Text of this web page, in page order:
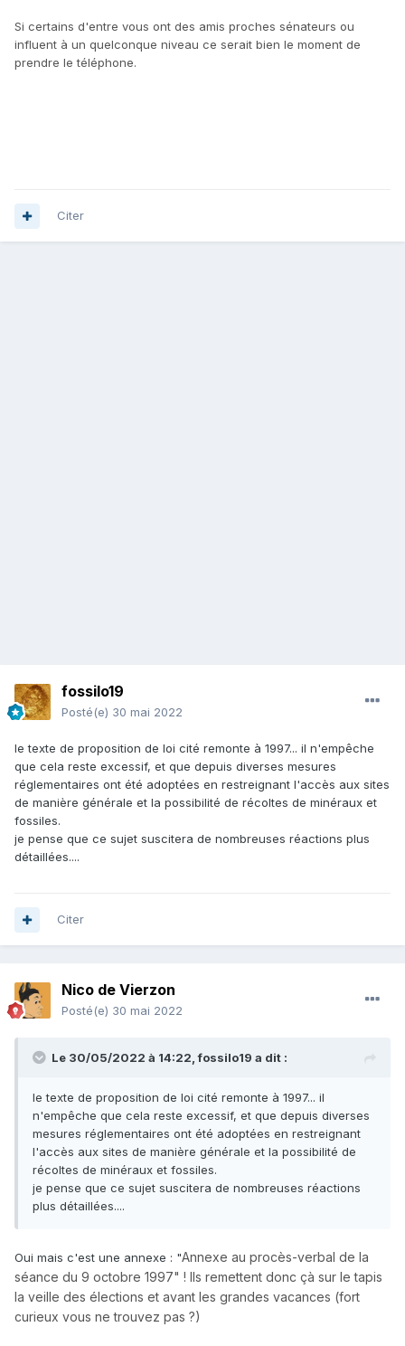
Si certains d'entre vous ont des amis proches sénateurs ou
influent à un quelconque niveau ce serait bien le moment de
prendre le téléphone.
Citer
fossilo19
Posté(e) 30 mai 2022
le texte de proposition de loi cité remonte à 1997... il n'empêche
que cela reste excessif, et que depuis diverses mesures
réglementaires ont été adoptées en restreignant l'accès aux sites
de manière générale et la possibilité de récoltes de minéraux et
fossiles.
je pense que ce sujet suscitera de nombreuses réactions plus
détaillées....
Citer
Nico de Vierzon
Posté(e) 30 mai 2022
Le 30/05/2022 à 14:22,fossilo19 a dit :
le texte de proposition de loi cité remonte à 1997... il
n'empêche que cela reste excessif, et que depuis diverses
mesures réglementaires ont été adoptées en restreignant
l'accès aux sites de manière générale et la possibilité de
récoltes de minéraux et fossiles.
je pense que ce sujet suscitera de nombreuses réactions
plus détaillées....
Oui mais c'est une annexe : "Annexe au procès-verbal de la
séance du 9 octobre 1997" ! Ils remettent donc çà sur le tapis
la veille des élections et avant les grandes vacances (fort
curieux vous ne trouvez pas ?)